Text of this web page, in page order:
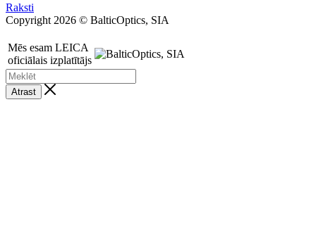
Raksti
Copyright 2026 © BalticOptics, SIA
Mēs esam LEICA
oficiālais izplatītājs
Atrast